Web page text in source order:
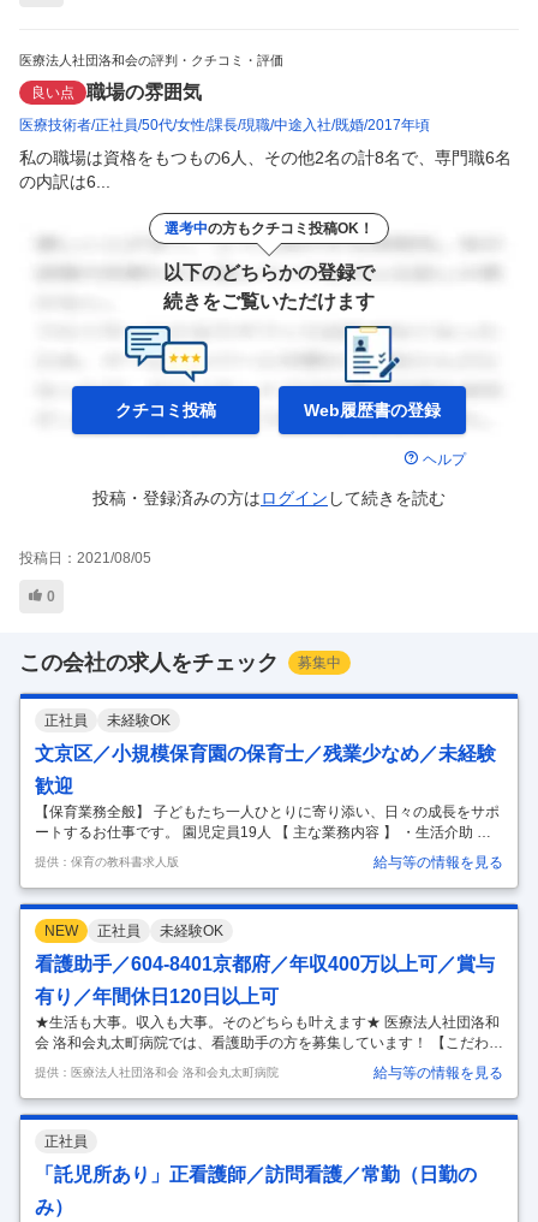
医療法人社団洛和会の評判・クチコミ・評価
良い点 職場の雰囲気
医療技術者 正社員 50代 女性 課長 現職 中途入社 既婚 2017年頃
私の職場は資格をもつもの6人、その他2名の計8名で、専門職6名
の内訳は6...
選考中の方もクチコミ投稿OK！
以下のどちらかの登録で
続きをご覧いただけます
クチコミ投稿 Web履歴書の登録
ヘルプ
投稿・登録済みの方はログイン して続きを読む
投稿日： 2021/08/05
0
この会社の求人をチェック 募集中
正社員 未経験OK
文京区／小規模保育園の保育士／残業少なめ／未経験
歓迎
【保育業務全般】 子どもたち一人ひとりに寄り添い、日々の成長をサポ
ートするお仕事です。 園児定員19人 【 主な業務内容 】 ・生活介助 登
降園対応、食事・睡眠・お着替え・排泄の補助 ・保育活動 お散歩の同
行、季節行事や遊びの企画・実施 ・保護者対応 お迎え時の対応、日々の
体調や様子の共有 ・書類作成 連絡帳の記入、週案・月案の作成 ※勤務
する園の規模や方針により、担当業務は柔軟に対応していただきます。
未経験・ブランクがある方も安心の丁寧なフォロー体制を整えてお待ち
しています！ 【こんな職場です！】 ・風通しが良く、相談しやすいアッ
トホームな環境！ 20代〜50代まで幅広い世代が活躍中。 お …
提供：保育の教科書求人版 給与等の情報を見る
NEW 正社員 未経験OK
看護助手／604-8401京都府／年収400万以上可／賞与
有り／年間休日120日以上可
★生活も大事。収入も大事。そのどちらも叶えます★ 医療法人社団洛和
会 洛和会丸太町病院では、看護助手の方を募集しています！ 【こだわり
のポイント】 ◆ 評価制度が整っているため無理なく頑張り次第で収入ア
ップ！ ◆ 未経験◎ 研修が充実した現場で患者様と丁寧に寄り添えま
す。 ◆ 新人を一人にしない体制です。できることから一緒に進めます。
◆ 不安は"その日"のうちに相談できる雰囲気です。 ◆ チームで支える文
化。声を掛け合う環境です。 ◆ 成長を実感できる現場で、経験幅が自然
に広がります。 ◆ 日勤のみ／夜勤回数の相談OK。 ◆ 残業は少なめ、予
定が崩れにくくワークバランス◎ ※見学だけでも歓迎…
提供：医療法人社団洛和会 洛和会丸太町病院 給与等の情報を見る
正社員
「託児所あり」正看護師／訪問看護／常勤（日勤の
み）